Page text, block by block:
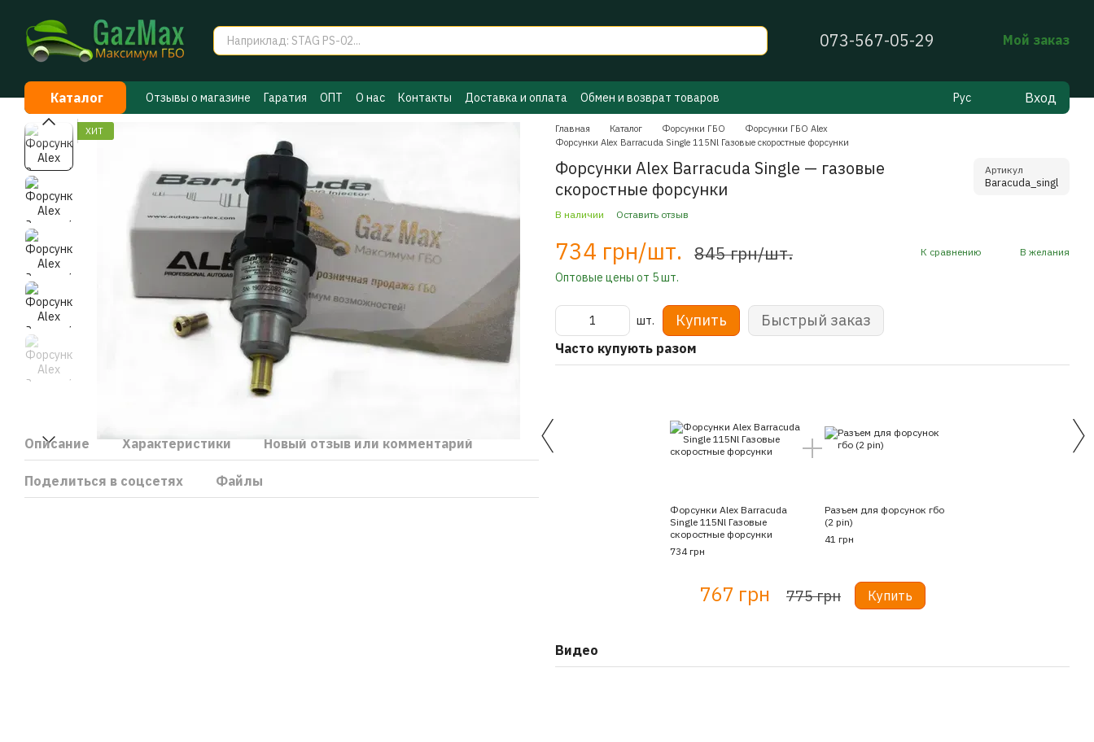
073-567-05-29 Мой заказ
Каталог Отзывы о магазине Гаратия ОПТ О нас Контакты Доставка и оплата
Обмен и возврат товаров
Договор публичной оферты
Секреты ГБО Политика конфиденциальности Бренды
Рус Вход
ХИТ
Описание Характеристики Новый отзыв или комментарий
Поделиться в соцсетях Файлы
Главная Каталог Форсунки ГБО
Форсунки ГБО Alex
Форсунки Alex Barracuda Single 115Nl Газовые скоростные форсунки
Форсунки Alex Barracuda Single — газовые
скоростные форсунки
Артикул
Baracuda_singl
В наличии Оставить отзыв
734 грн/шт. 845 грн/шт. К сравнению В желания
Оптовые цены от 5 шт.
шт. Купить Быстрый заказ
Часто купують разом
Форсунки Alex Barracuda
Single 115Nl Газовые
скоростные форсунки
734 грн
Разъем для форсунок гбо
(2 pin)
41 грн
767 грн 775 грн Купить
Видео